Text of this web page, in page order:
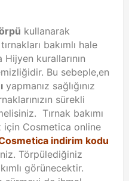
kullanarak
bakımlı hale
kurallarının
Bu sebeple,en
yapmanız sağlığınız
sürekli
Tırnak bakımı
için Cosmetica online
indirim kodu
Törpülediğiniz
görünecektir.